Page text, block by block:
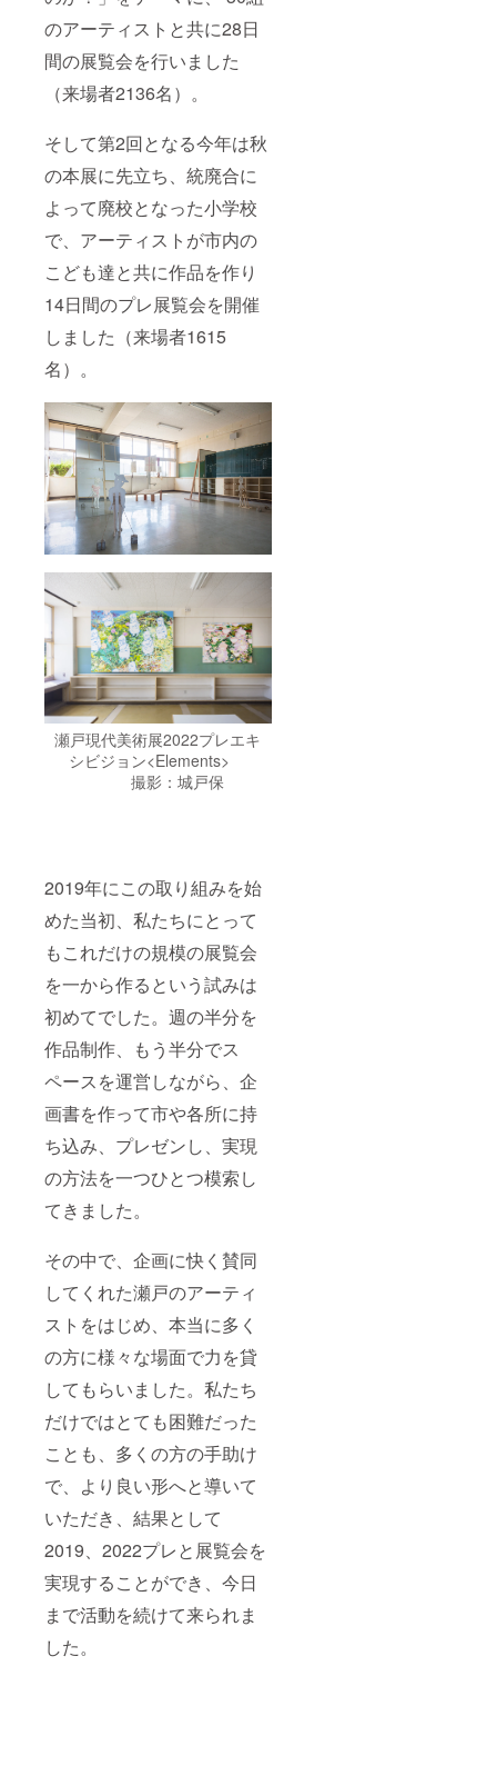
のアーティストと共に28日
間の展覧会を行いました
（来場者2136名）。
そして第2回となる今年は秋
の本展に先立ち、統廃合に
よって廃校となった小学校
で、アーティストが市内の
こども達と共に作品を作り
14日間のプレ展覧会を開催
しました（来場者1615
名）。
瀬戸現代美術展2022プレエキ
シビジョン<Elements>
撮影：城戸保
2019年にこの取り組みを始
めた当初、私たちにとって
もこれだけの規模の展覧会
を一から作るという試みは
初めてでした。週の半分を
作品制作、もう半分でス
ペースを運営しながら、企
画書を作って市や各所に持
ち込み、プレゼンし、実現
の方法を一つひとつ模索し
てきました。
その中で、企画に快く賛同
してくれた瀬戸のアーティ
ストをはじめ、本当に多く
の方に様々な場面で力を貸
してもらいました。私たち
だけではとても困難だった
ことも、多くの方の手助け
で、より良い形へと導いて
いただき、結果として
2019、2022プレと展覧会を
実現することができ、今日
まで活動を続けて来られま
した。